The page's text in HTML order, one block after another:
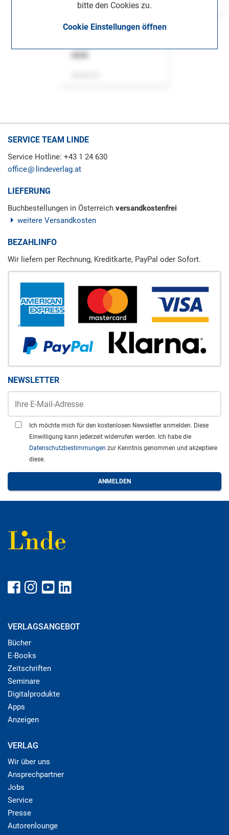
bitte den Cookies zu.
Cookie Einstellungen öffnen
SERVICE TEAM LINDE
Service Hotline: +43 1 24 630
office
lindeverlag.at
LIEFERUNG
Buchbestellungen in Österreich versandkostenfrei
weitere Versandkosten
BEZAHLINFO
Wir liefern per Rechnung, Kreditkarte, PayPal oder Sofort.
NEWSLETTER
Ich möchte mich für den kostenlosen Newsletter anmelden. Diese
Einwilligung kann jederzeit widerrufen werden. Ich habe die
Datenschutzbestimmungen zur Kenntnis genommen und akzeptiere
diese.
VERLAGSANGEBOT
Bücher
E-Books
Zeitschriften
Seminare
Digitalprodukte
Apps
Anzeigen
VERLAG
Wir über uns
Ansprechpartner
Jobs
Service
Presse
Autorenlounge